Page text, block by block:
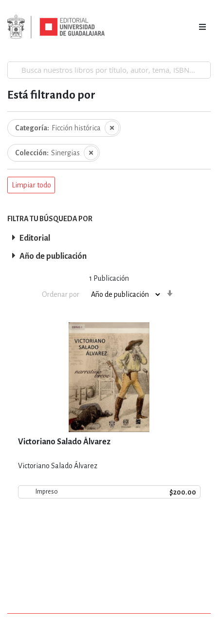
1 Publicación
Ordenar por
Victoriano Salado Álvarez
Victoriano Salado Álvarez
Impreso $200.00
Está filtrando por
Categoría Ficción histórica
Colección Sinergias
Limpiar todo
FILTRA TU BÚSQUEDA POR
Editorial
Año de publicación